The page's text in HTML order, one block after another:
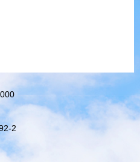
2